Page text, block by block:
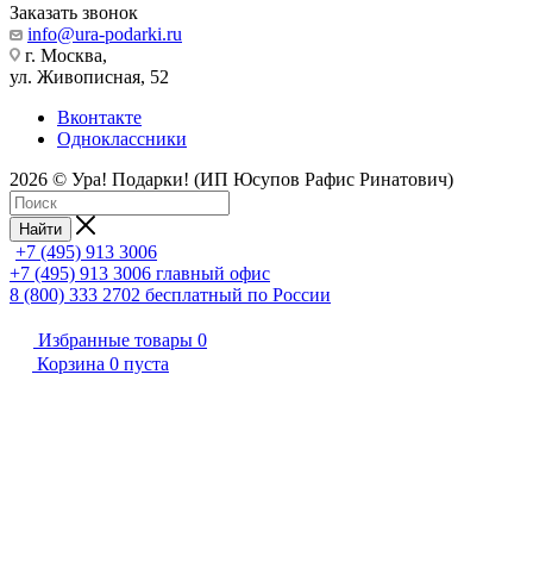
Заказать звонок
info@ura-podarki.ru
г. Москва,
ул. Живописная, 52
Вконтакте
Одноклассники
2026 © Ура! Подарки! (ИП Юсупов Рафис Ринатович)
Найти
+7 (495) 913 3006
+7 (495) 913 3006 главный офис
8 (800) 333 2702 бесплатный по России
Избранные товары 0
Корзина 0 пуста